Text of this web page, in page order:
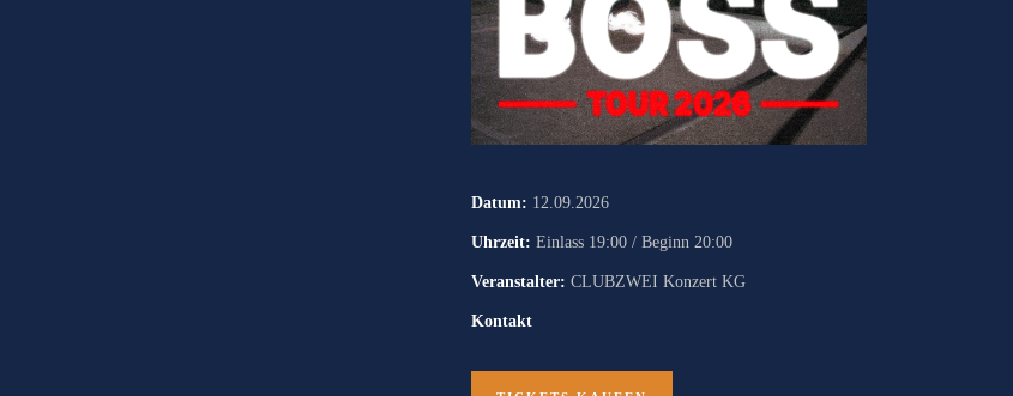
Datum: 12.09.2026
Uhrzeit: Einlass 19:00 / Beginn 20:00
Veranstalter: CLUBZWEI Konzert KG
Kontakt